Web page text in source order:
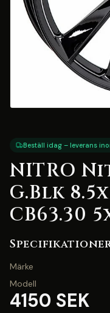
Beställ idag – leverans
NITRO
G.Blk
CB63.30
Märke
Modell
4150 SEK